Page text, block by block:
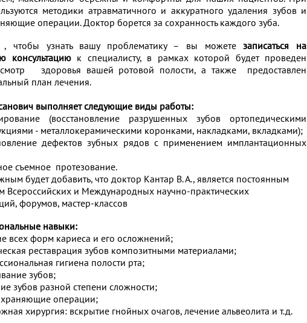
методики атравматичного и аккуратного удаления зубов и
операции. Доктор борется за сохранность каждого зуба.
, чтобы узнать вашу проблематику – вы можетезаписаться на
консультациюк специалисту, в рамках которой будет проведен
здоровья вашей ротовой полости, а также предоставлен
план лечения.
выполняет следующие виды работы:
(восстановление разрушенных зубов ортопедическими
- металлокерамическими коронками, накладками, вкладками);
дефектов зубных рядов с применением имплантационных
съемное протезование.
будет добавить, что доктор Кантар В. А., является постоянным
Всероссийских и Международных научно-практических
форумов, мастер-классов
навыки:
всех форм кариеса и его осложнений;
реставрация зубов композитными материалами;
гигиена полости рта;
зубов;
зубов разной степени сложности;
операции;
хирургия: вскрытие гнойных очагов, лечение альвеолита и т.д.